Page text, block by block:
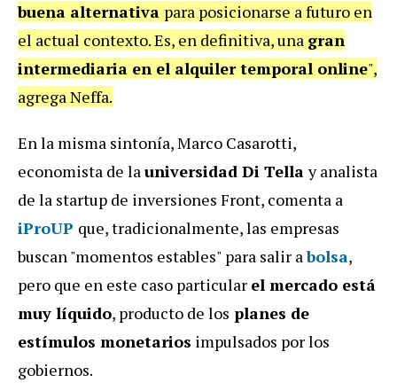
buena alternativa para posicionarse a futuro en
el actual contexto. Es, en definitiva, una gran
intermediaria en el alquiler temporal online",
agrega Neffa.
En la misma sintonía, Marco Casarotti,
economista de launiversidad Di Tellay analista
de la startup de inversiones Front, comenta a
iProUP que, tradicionalmente, las empresas
buscan "momentos estables" para salir abolsa,
pero que en este caso particular el mercado está
muy líquido, producto de los planes de
estímulos monetarios impulsados por los
gobiernos.